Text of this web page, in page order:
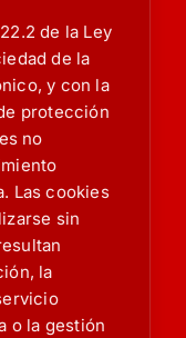
de la Ley
de la
y con la
protección
no
Las cookies
sin
la
o la gestión